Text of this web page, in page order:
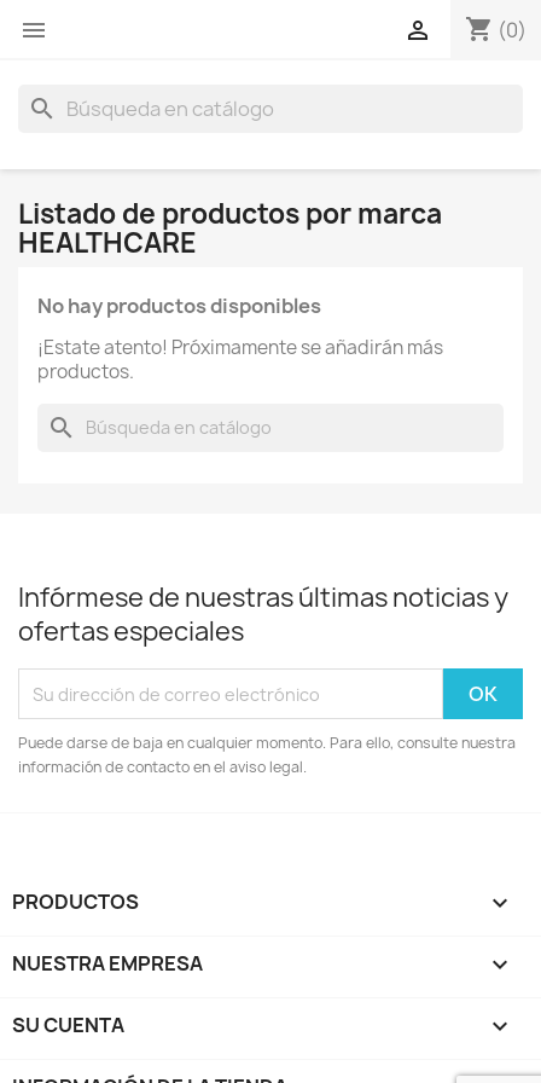
 shopping_cart (0)

search
Listado de productos por marca
HEALTHCARE
No hay productos disponibles
¡Estate atento! Próximamente se añadirán más
productos.
search
Infórmese de nuestras últimas noticias y
ofertas especiales
Puede darse de baja en cualquier momento. Para ello, consulte nuestra
información de contacto en el aviso legal.
PRODUCTOS 
NUESTRA EMPRESA 
SU CUENTA 